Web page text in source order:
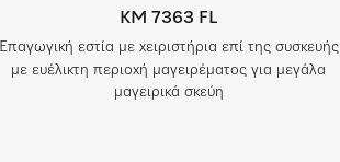
KM 7363 FL
Επαγωγική εστία με χειριστήρια επί της συσκευής
με ευέλικτη περιοχή μαγειρέματος για μεγάλα
μαγειρικά σκεύη